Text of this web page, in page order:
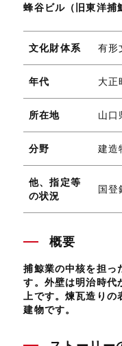
蜂谷ビル（旧東洋捕
文化財体系 有形
年代 大正
所在地 山口
分野 建造
他、指定等
の状況
国登
概要
捕鯨業の中核を担っ
す。外壁は明治時代
上です。煉瓦造り
建物です。